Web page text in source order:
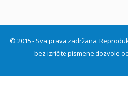
© 2015 - Sva prava zadržana.
bez izričite pismene dozvole